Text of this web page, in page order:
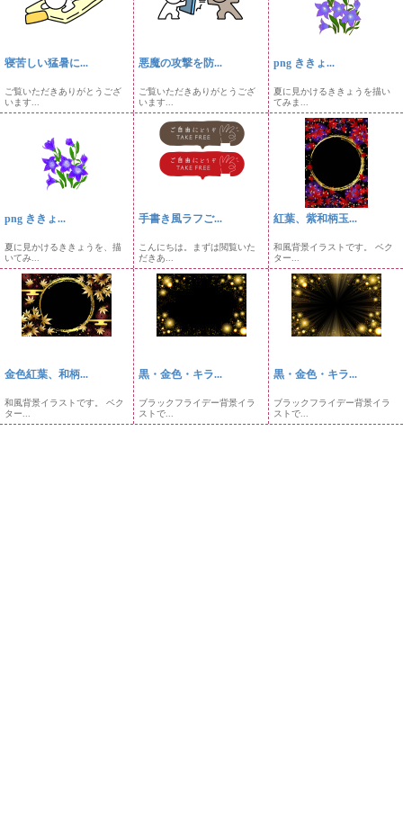
寝苦しい猛暑に...
ご覧いただきありがとうござ
います...
悪魔の攻撃を防...
ご覧いただきありがとうござ
います...
png ききょ...
夏に見かけるききょうを描い
てみま...
png ききょ...
夏に見かけるききょうを、描
いてみ...
手書き風ラフご...
こんにちは。まずは閲覧いた
だきあ...
紅葉、紫和柄玉...
和風背景イラストです。 ベク
ター...
金色紅葉、和柄...
和風背景イラストです。 ベク
ター...
黒・金色・キラ...
ブラックフライデー背景イラ
ストで...
黒・金色・キラ...
ブラックフライデー背景イラ
ストで...